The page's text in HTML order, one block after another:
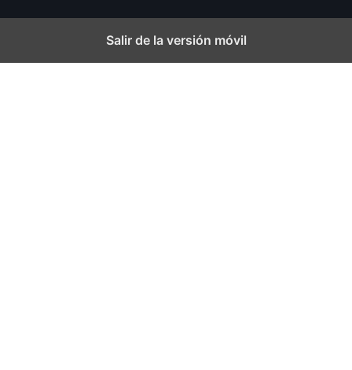
Salir de la versión móvil